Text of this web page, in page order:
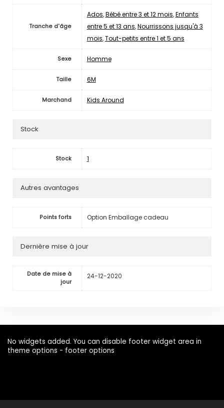
Tranche d'âge
Ados,Bébé entre 3 et 12 mois,Enfants
entre 5 et 13 ans,Nourrissons jusqu'à 3
mois,Tout-petits entre 1 et 5 ans
Sexe Homme
Taille 6M
Marchand Kids Around
Stock
Stock 1
Autres avantages
Points forts Option Emballage cadeau
Dernière mise à jour
Date de mise à
jour
24-12-2020
No widgets added. You can disable footer widget area in
theme options - footer options